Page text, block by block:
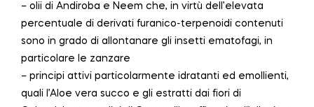
– olii di Andiroba e Neem che, in virtù dell’elevata
percentuale di derivati furanico-terpenoidi contenuti
sono in grado di allontanare gli insetti ematofagi, in
particolare le zanzare
– principi attivi particolarmente idratanti ed emollienti,
quali l’Aloe vera succo e gli estratti dai fiori di